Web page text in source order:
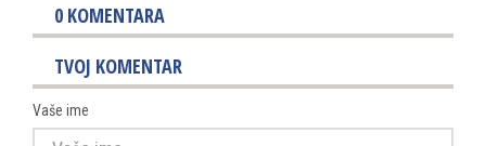
0 KOMENTARA
TVOJ KOMENTAR
Vaše ime